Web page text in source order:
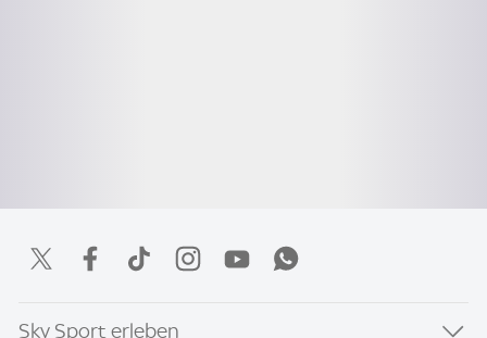
Sky Sport erleben